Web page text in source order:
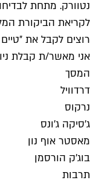
נטוורק. מתחת
לקריאת הביקורת
רוצים לקבל את
אני מאשר/ת קבלת
המסך
דרדוויל
נרקוס
ג'סיקה ג'ונס
מאסטר אוף נון
בוג'ק הורסמן
תרבות